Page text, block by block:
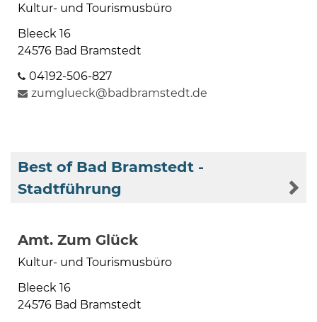
Kultur- und Tourismusbüro
Bleeck 16
24576 Bad Bramstedt
04192-506-827
zumglueck@badbramstedt.de
Best of Bad Bramstedt -
Stadtführung
Amt. Zum Glück
Kultur- und Tourismusbüro
Bleeck 16
24576 Bad Bramstedt